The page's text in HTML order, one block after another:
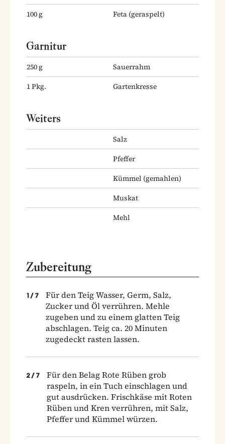
100g Feta (geraspelt)
Garnitur
250g
Sauerrahm
1Pkg. Gartenkresse
Weiters
Salz
Pfeffer
Kümmel (gemahlen)
Muskat
Mehl
Zubereitung
1 / 7
Für den Teig Wasser, Germ, Salz,
Zucker und Öl verrühren. Mehle
zugeben und zu einem glatten Teig
abschlagen. Teig ca. 20 Minuten
zugedeckt rasten lassen.
2 / 7
Für den Belag Rote Rüben grob
raspeln, in ein Tuch einschlagen und
gut ausdrücken. Frischkäse mit Roten
Rüben und Kren verrühren, mit Salz,
Pfeffer und Kümmel würzen.